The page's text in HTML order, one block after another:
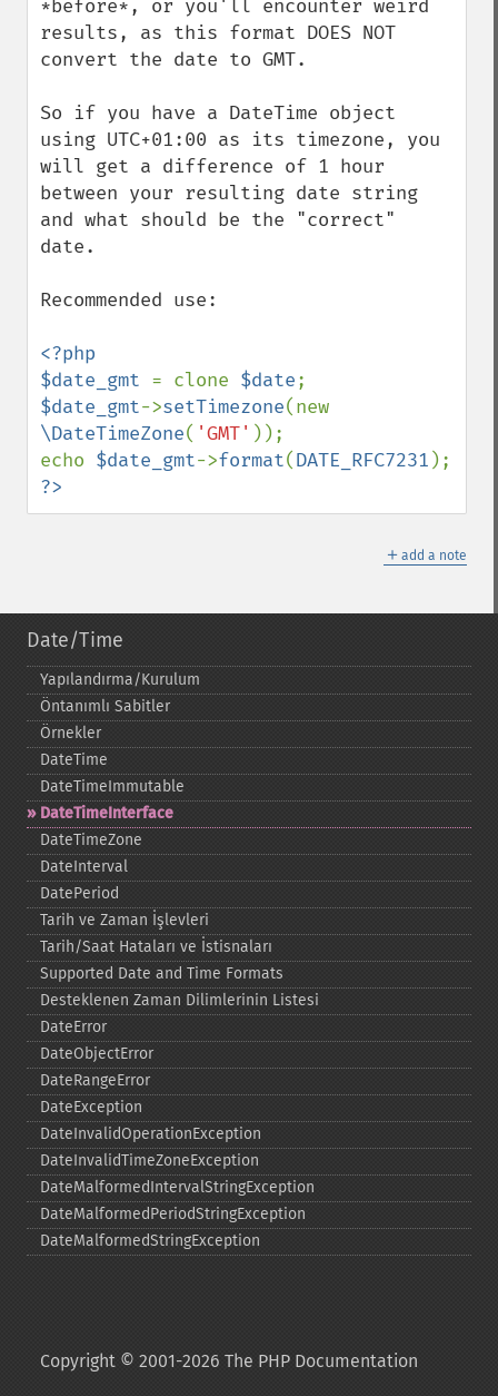
*before*, or you'll encounter weird
results, as this format DOES NOT
convert the date to GMT.
So if you have a DateTime object
using UTC+01:00 as its timezone, you
will get a difference of 1 hour
between your resulting date string
and what should be the "correct"
date.
Recommended use:
<?php
$date_gmt = clone $date
$date_gmt->setTimezone
\DateTimeZone( 'GMT' ));
echo $date_gmt->format(DATE_RFC7231
?>
＋ add a note
Date/Time
Yapılandırma/Kurulum
Öntanımlı Sabitler
Örnekler
DateTime
DateTimeImmutable
DateTimeInterface
DateTimeZone
DateInterval
DatePeriod
Tarih ve Zaman İşlevleri
Tarih/Saat Hataları ve İstisnaları
Supported Date and Time Formats
Desteklenen Zaman Dilimlerinin Listesi
DateError
DateObjectError
DateRangeError
DateException
DateInvalidOperationException
DateInvalidTimeZoneException
DateMalformedIntervalStringException
DateMalformedPeriodStringException
DateMalformedStringException
Copyright © 2001-2026 The PHP Documentation